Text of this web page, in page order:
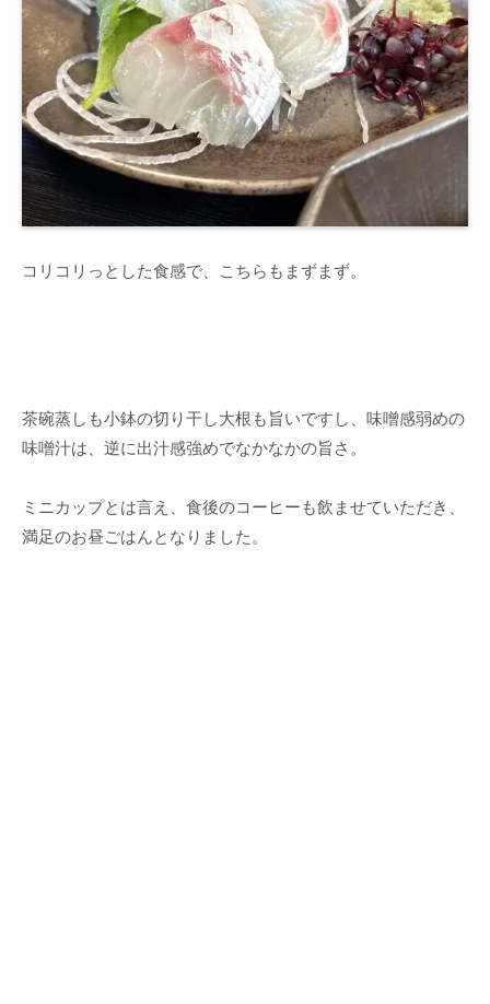
コリコリっとした食感で、こちらもまずまず。
茶碗蒸しも小鉢の切り干し大根も旨いですし、味噌感弱めの
味噌汁は、逆に出汁感強めでなかなかの旨さ。
ミニカップとは言え、食後のコーヒーも飲ませていただき、
満足のお昼ごはんとなりました。